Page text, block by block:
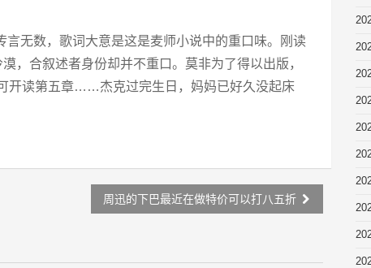
言无数，歌词大意是这是麦师小说中的重口味。刚读
，合叙述者身份却并不重口。莫非为了得以出版，
开读第五章……杰克过完生日，妈妈已好久没起床
周迅的下巴最近在做特价可以打八五折